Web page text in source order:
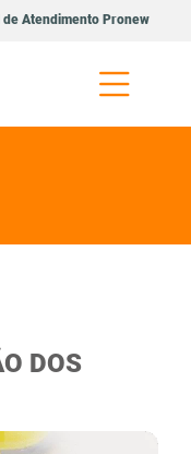
de Atendimento Pronew
DOS